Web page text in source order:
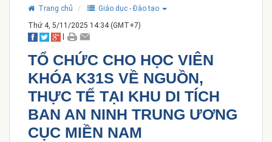
Trang chủ
Giáo dục - Đào tạo
Thứ 4, 5/11/2025 14:34 (GMT+7)
TỔ CHỨC CHO HỌC VIÊN
KHÓA K31S VỀ NGUỒN,
THỰC TẾ TẠI KHU DI TÍCH
BAN AN NINH TRUNG ƯƠNG
CỤC MIỀN NAM